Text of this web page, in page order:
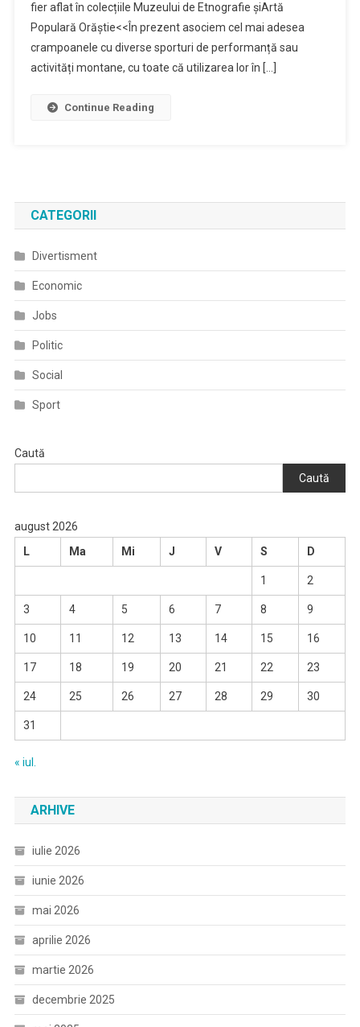
De
Etnografie
fier aflat în colecțiile Muzeului de Etnografie șiArtă
Populară Orăștie<<În prezent asociem cel mai adesea
crampoanele cu diverse sporturi de performanță sau
activități montane, cu toate că utilizarea lor în […]
Continue Reading
CATEGORII
Divertisment
Economic
Jobs
Politic
Social
Sport
Caută
Caută
august 2026
L
Ma Mi J V S D
1 2
3 4 5 6 7 8 9
10 11 12 13 14 15 16
17 18 19 20 21 22 23
24 25 26 27 28 29 30
31
« iul.
ARHIVE
iulie 2026
iunie 2026
mai 2026
aprilie 2026
martie 2026
decembrie 2025